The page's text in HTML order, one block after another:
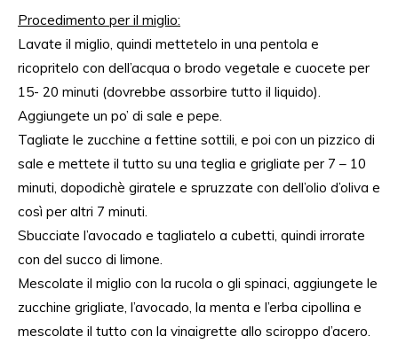
Procedimento per il miglio:
Lavate il miglio, quindi mettetelo in una pentola e
ricopritelo con dell’acqua o brodo vegetale e cuocete per
15- 20 minuti (dovrebbe assorbire tutto il liquido).
Aggiungete un po’ di sale e pepe.
Tagliate le zucchine a fettine sottili, e poi con un pizzico di
sale e mettete il tutto su una teglia e grigliate per 7 – 10
minuti, dopodichè giratele e spruzzate con dell’olio d’oliva e
così per altri 7 minuti.
Sbucciate l’avocado e tagliatelo a cubetti, quindi irrorate
con del succo di limone.
Mescolate il miglio con la rucola o gli spinaci, aggiungete le
zucchine grigliate, l’avocado, la menta e l’erba cipollina e
mescolate il tutto con la vinaigrette allo sciroppo d’acero.